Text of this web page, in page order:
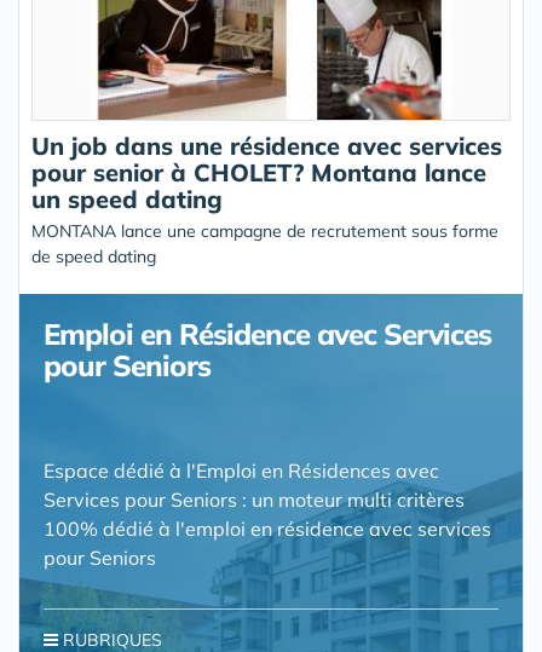
Un job dans une résidence avec services
pour senior à CHOLET? Montana lance
un speed dating
MONTANA lance une campagne de recrutement sous forme
de speed dating
Emploi en Résidence avec Services
pour Seniors
Espace dédié à l'Emploi en Résidences avec
Services pour Seniors : un moteur multi critères
100% dédié à l'emploi en résidence avec services
pour Seniors
RUBRIQUES